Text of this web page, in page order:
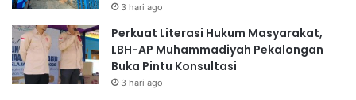
3 hari ago
Perkuat Literasi Hukum Masyarakat,
LBH-AP Muhammadiyah Pekalongan
Buka Pintu Konsultasi
3 hari ago